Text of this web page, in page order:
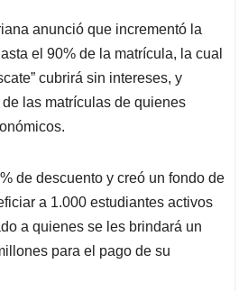
anunció que incrementó la
el 90% de la matrícula, la cual
cubrirá sin intereses, y
las matrículas de quienes
de descuento y creó un fondo de
a 1.000 estudiantes activos
a quienes se les brindará un
para el pago de su